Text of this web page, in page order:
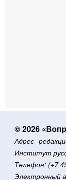
© 2026
Адрес
Институт
Телефон: (+7
Электронный